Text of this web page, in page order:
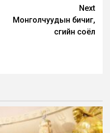
Next
Монголчуудын бичиг,
үсгийн соёл